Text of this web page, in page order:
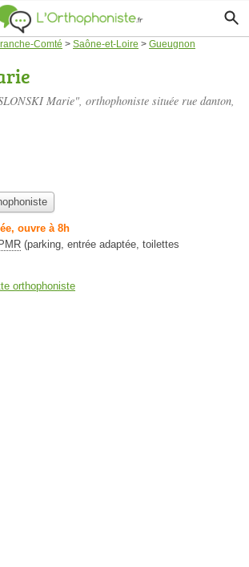
Comté > Saône-et-Loire > Gueugnon
Marie", orthophoniste située rue danton,
ouvre à 8h
PMR (parking, entrée adaptée, toilettes
orthophoniste